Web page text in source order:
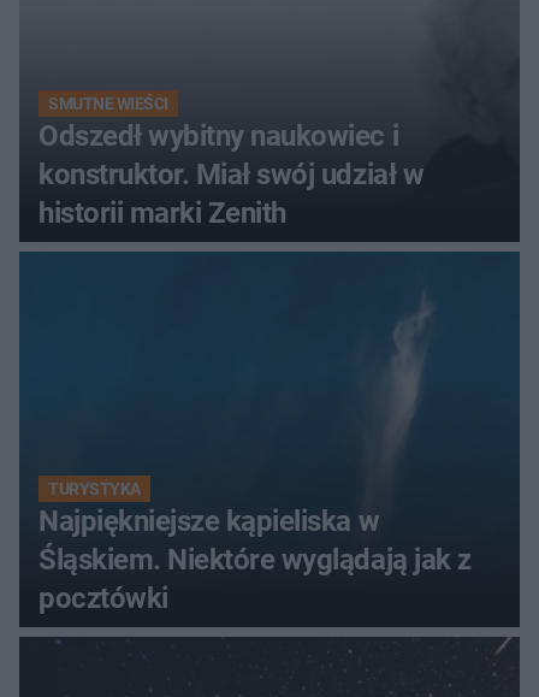
SMUTNE WIEŚCI
Odszedł wybitny naukowiec i
konstruktor. Miał swój udział w
historii marki Zenith
TURYSTYKA
Najpiękniejsze kąpieliska w
Śląskiem. Niektóre wyglądają jak z
pocztówki